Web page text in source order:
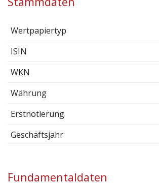
Wertpapiertyp
ISIN
WKN
Währung
Erstnotierung
Geschäftsjahr
Fundamentaldaten